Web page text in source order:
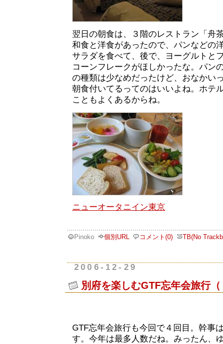
翌日の朝食は、３階のレストラン「舟
和食と洋食があったので、パンなどの
サラダを食べて、後で、ヨーグルトと
コーンフレークがほしかったな。パン
の種類は少なめだったけど、おなかい
朝食付いてるってのはいいよね。ホテ
こともよくあるからね。
ニューオータニイン東京
Pinoko 個別URL コメント(0) TB(No
2006-12-29
別府を楽しむGTF忘年会旅行
GTF忘年会旅行も今回で４回目。幹事
す。今年は最多人数だね。みったん、